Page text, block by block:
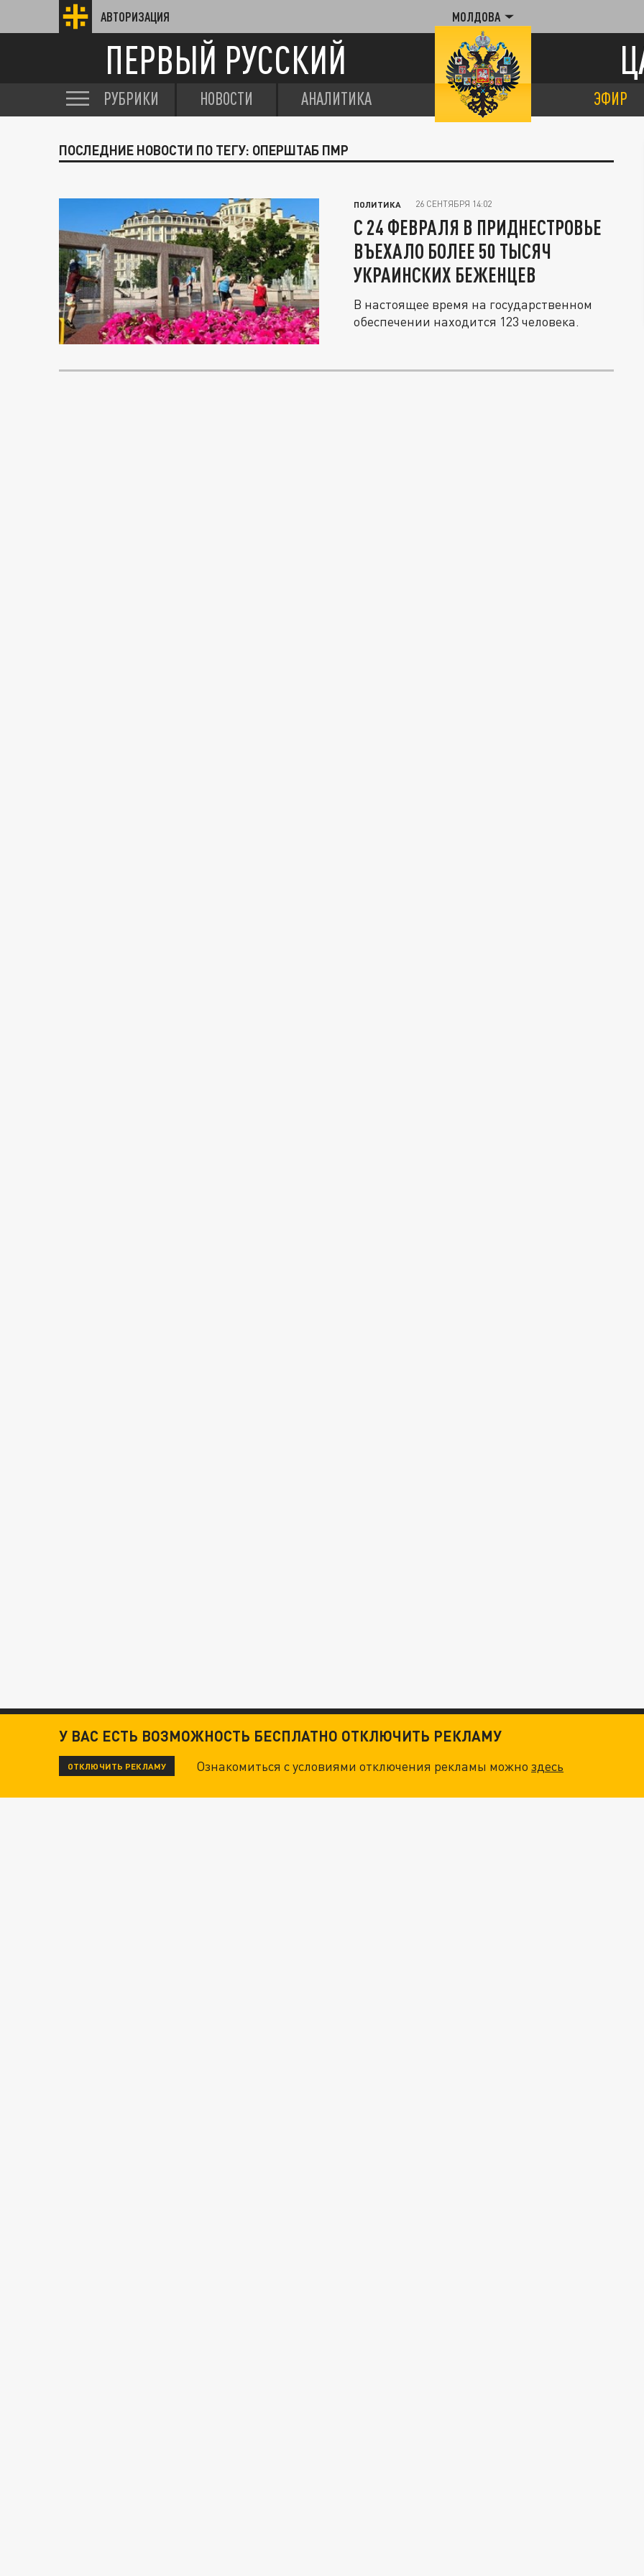
АВТОРИЗАЦИЯ МОЛДОВА
ПЕРВЫЙ РУССКИЙ
РУБРИКИ НОВОСТИ АНАЛИТИКА ЭФИР
ПОСЛЕДНИЕ НОВОСТИ ПО ТЕГУ: ОПЕРШТАБ ПМР
ПОЛИТИКА 26 СЕНТЯБРЯ 14:02
С 24 ФЕВРАЛЯ В ПРИДНЕСТРОВЬЕ
ВЪЕХАЛО БОЛЕЕ 50 ТЫСЯЧ
УКРАИНСКИХ БЕЖЕНЦЕВ
В настоящее время на государственном
обеспечении находится 123 человека.
У ВАС ЕСТЬ ВОЗМОЖНОСТЬ БЕСПЛАТНО ОТКЛЮЧИТЬ РЕКЛАМУ
ОТКЛЮЧИТЬ РЕКЛАМУ Ознакомиться с условиями отключения рекламы можноздесь